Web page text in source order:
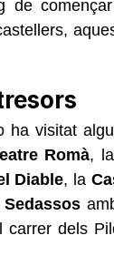
de
ha visitat
Romà, la
Diable, la
carrer dels